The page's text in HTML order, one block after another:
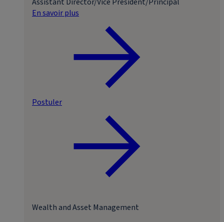
Assistant Director/Vice President/Principal
En savoir plus
Postuler
Wealth and Asset Management